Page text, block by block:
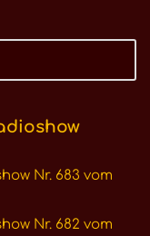
Nr. 683 vom
Nr. 682 vom